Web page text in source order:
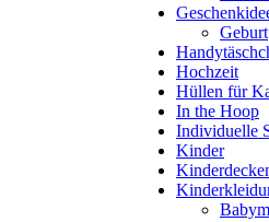
Geburt
Hochzeit
Hüllen für
In the Hoop
Individuelle
Kinder